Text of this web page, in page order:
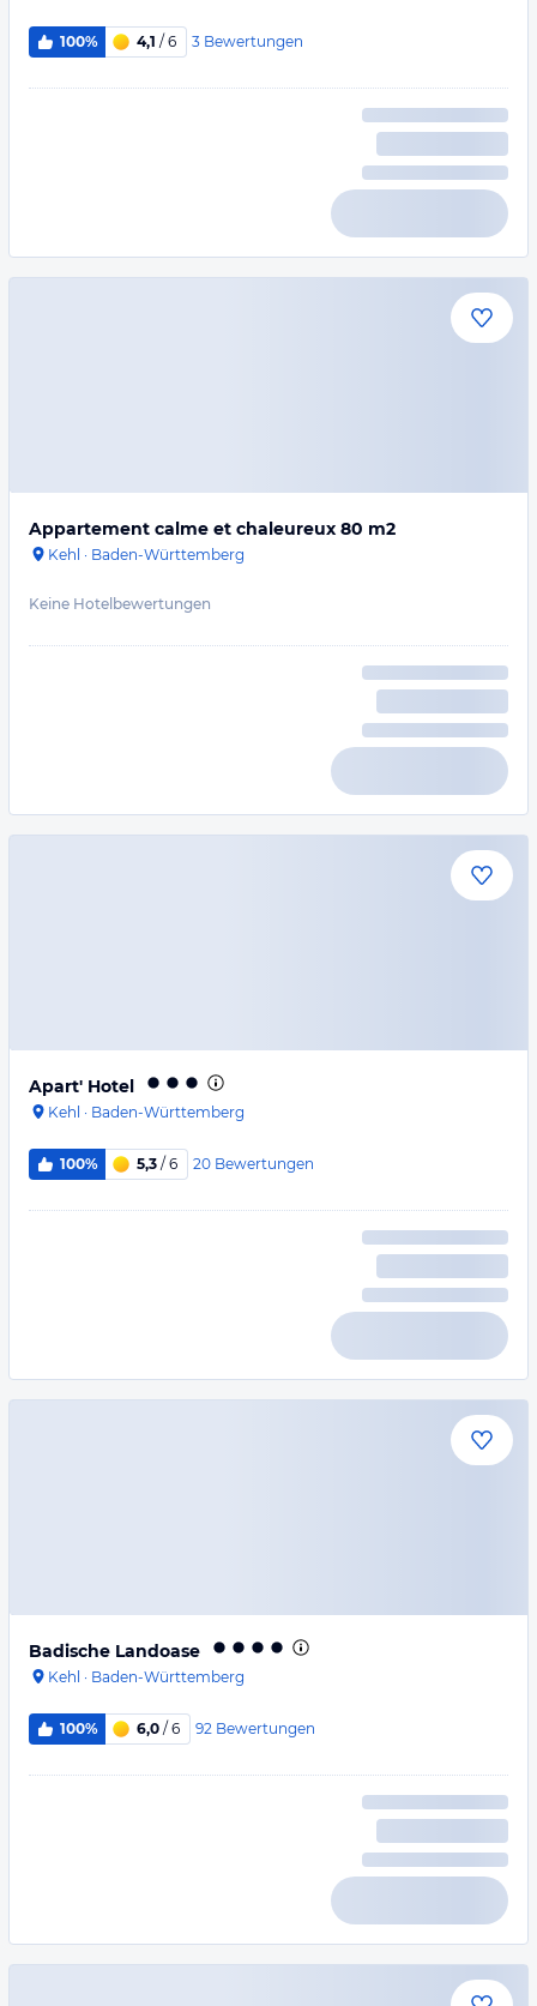
100% 4,1 / 6 3 Bewertungen
Appartement calme et chaleureux 80 m2
Kehl · Baden-Württemberg
Keine Hotelbewertungen
Apart' Hotel
Kehl · Baden-Württemberg
100% 5,3 / 6 20 Bewertungen
Badische Landoase
Kehl · Baden-Württemberg
100% 6,0 / 6 92 Bewertungen